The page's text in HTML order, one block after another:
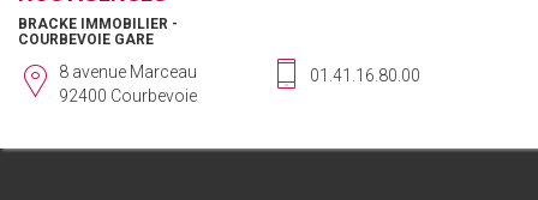
BRACKE IMMOBILIER -
COURBEVOIE GARE
8 avenue Marceau
92400 Courbevoie
01.41.16.80.00